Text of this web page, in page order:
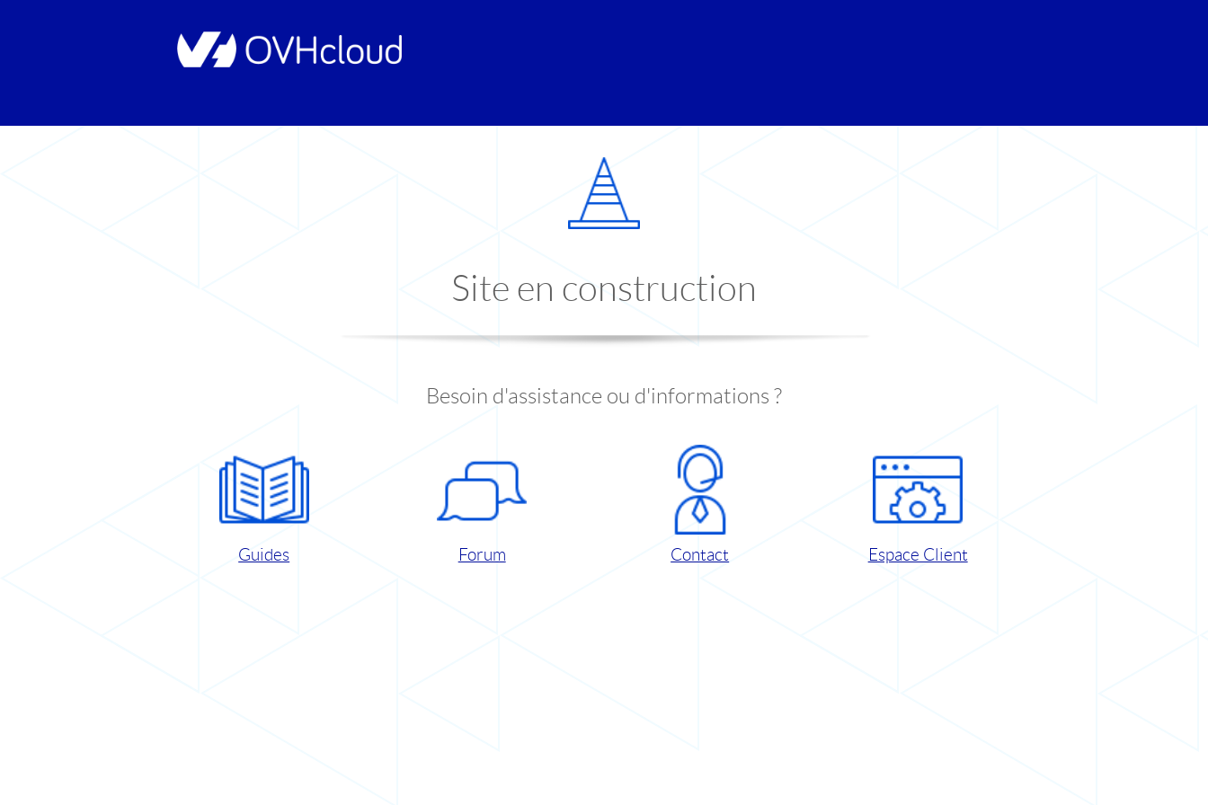
Site en construction
Besoin d'assistance ou d'informations ?
Guides Forum Contact Espace Client